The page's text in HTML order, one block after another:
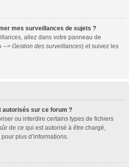
mes surveillances de sujets ?
allez dans votre panneau de
--> Gestion des surveillances) et suivez les
autorisés sur ce forum ?
ou interdire certains types de fichiers
de ce qui est autorisé à être chargé,
plus d’informations.